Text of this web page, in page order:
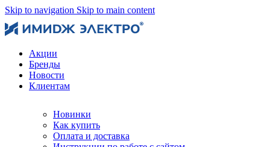
Skip to navigation Skip to main content
Акции
Бренды
Новости
Клиентам
Новинки
Как купить
Оплата и доставка